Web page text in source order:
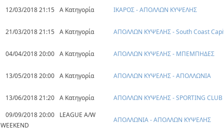
12/03/2018 21:15 Α Κατηγορία ΙΚΑΡΟΣ - ΑΠΟΛΛΩΝ ΚΥΨΕΛΗΣ
21/03/2018 21:15 Α Κατηγορία ΑΠΟΛΛΩΝ ΚΥΨΕΛΗΣ - South Coast
04/04/2018 20:00 Α Κατηγορία ΑΠΟΛΛΩΝ ΚΥΨΕΛΗΣ - ΜΠΕΜΠΗΔΕΣ
13/05/2018 20:00 Α Κατηγορία ΑΠΟΛΛΩΝ ΚΥΨΕΛΗΣ - ΑΠΟΛΛΩΝΙΑ
13/06/2018 21:20 Α Κατηγορία
ΑΠΟΛΛΩΝ ΚΥΨΕΛΗΣ - SPORTING CLUB
09/09/2018 20:00
LEAGUE A/W
WEEKEND
ΑΠΟΛΛΩΝΙΑ - ΑΠΟΛΛΩΝ ΚΥΨΕΛΗΣ